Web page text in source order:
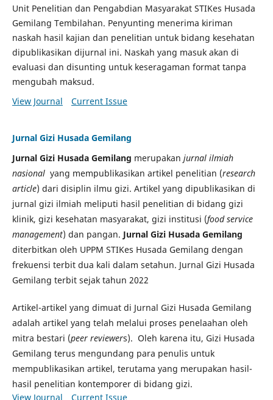
Unit Penelitian dan Pengabdian Masyarakat STIKes Husada
Gemilang Tembilahan. Penyunting menerima kiriman
naskah hasil kajian dan penelitian untuk bidang kesehatan
dipublikasikan dijurnal ini. Naskah yang masuk akan di
evaluasi dan disunting untuk keseragaman format tanpa
mengubah maksud.
View Journal
Current Issue
Jurnal Gizi Husada Gemilang
Jurnal Gizi Husada Gemilang merupakan jurnal ilmiah
nasionalyang mempublikasikan artikel penelitian (research
article) dari disiplin ilmu gizi. Artikel yang dipublikasikan di
jurnal gizi ilmiah meliputi hasil penelitian di bidang gizi
klinik, gizi kesehatan masyarakat, gizi institusi (food service
management) dan pangan. Jurnal Gizi Husada Gemilang
diterbitkan oleh UPPM STIKes Husada Gemilang dengan
frekuensi terbit dua kali dalam setahun. Jurnal Gizi Husada
Gemilang terbit sejak tahun 2022
Artikel-artikel yang dimuat di Jurnal Gizi Husada Gemilang
adalah artikel yang telah melalui proses penelaahan oleh
mitra bestari (peer reviewers). Oleh karena itu, Gizi Husada
Gemilang terus mengundang para penulis untuk
mempublikasikan artikel, terutama yang merupakan hasil-
hasil penelitian kontemporer di bidang gizi.
View Journal
Current Issue